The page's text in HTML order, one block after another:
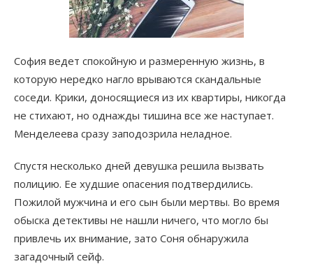
София ведет спокойную и размеренную жизнь, в
которую нередко нагло врываются скандальные
соседи. Крики, доносящиеся из их квартиры, никогда
не стихают, но однажды тишина все же наступает.
Менделеева сразу заподозрила неладное.
Спустя несколько дней девушка решила вызвать
полицию. Ее худшие опасения подтвердились.
Пожилой мужчина и его сын были мертвы. Во время
обыска детективы не нашли ничего, что могло бы
привлечь их внимание, зато Соня обнаружила
загадочный сейф.